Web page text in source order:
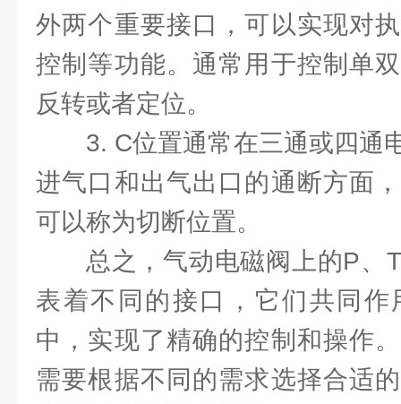
外两个重要接口，可以实现对
控制等功能。通常用于控制单
反转或者定位。
3. C位置通常在三通或四通
进气口和出气出口的通断方面
可以称为切断位置。
总之，气动电磁阀上的P、
表着不同的接口，它们共同
中，实现了精确的控制和操作
需要根据不同的需求选择合适